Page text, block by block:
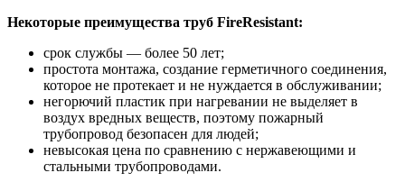
Некоторые преимущества труб FireResistant:
срок службы — более 50 лет;
простота монтажа, создание герметичного соединения,
которое не протекает и не нуждается в обслуживании;
негорючий пластик при нагревании не выделяет в
воздух вредных веществ, поэтому пожарный
трубопровод безопасен для людей;
невысокая цена по сравнению с нержавеющими и
стальными трубопроводами.